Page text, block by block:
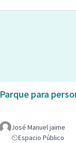
Parque para
José Manuel jaime
Espacio Público